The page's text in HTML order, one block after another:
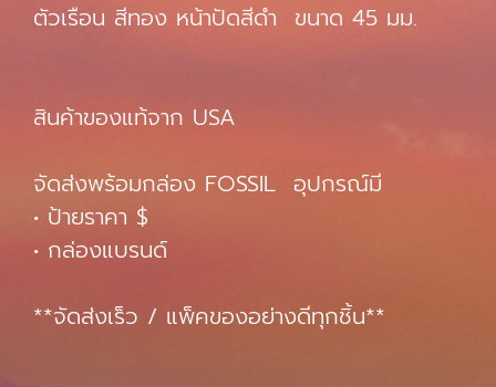
ตัวเรือน สีทอง หน้าปัดสีดำ ขนาด 45 มม.
สินค้าของแท้จาก USA
จัดส่งพร้อมกล่อง FOSSIL อุปกรณ์มี
• ป้ายราคา $
• กล่องแบรนด์
**จัดส่งเร็ว / แพ็คของอย่างดีทุกชิ้น**